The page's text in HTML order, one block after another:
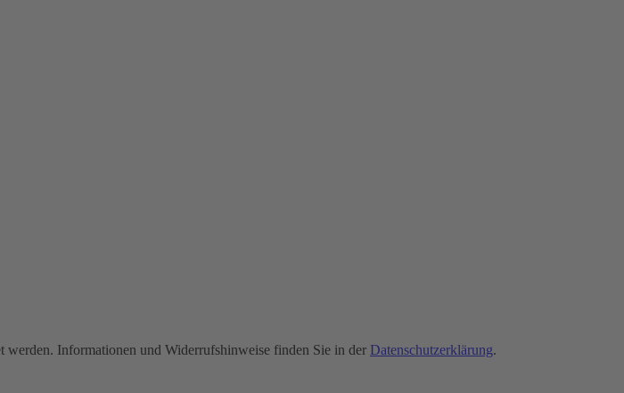
werden. Informationen und Widerrufshinweise finden Sie in der Datenschutzerklärung.